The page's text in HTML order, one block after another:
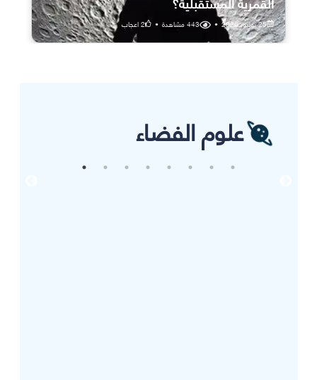
25 يوليو، 2026 •
443مشاهدة •
2اعجاب
علوم الفضاء